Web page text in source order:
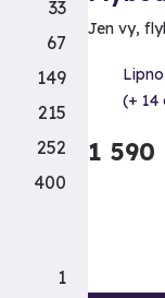
Jen vy,
(+ 14
1 590
33
67
149
215
252
400
1